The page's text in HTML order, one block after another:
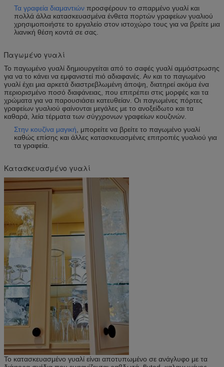
Τα γραφεία διαμαντιών προσφέρουν το σπαρμένο γυαλί και
πολλά άλλα κατασκευασμένα ένθετα πορτών γραφείων γυαλιού
χρησιμοποιήστε το εργαλείο στον ιστοχώρο τους για να βρείτε μια
λιανική θέση κοντά σε σας.
Παγωμένο γυαλί
Το παγωμένο γυαλί δημιουργείται από το σαφές γυαλί αμμόστρωσης
για να το κάνει να εμφανιστεί πιό αδιαφανές. Αν και το παγωμένο
γυαλί έχει μια αρκετά διαστρεβλωμένη άποψη, διατηρεί ακόμα ένα
περιορισμένο ποσό διαφάνειας, που επιτρέπει στις μορφές και τα
χρώματα για να παρουσιάσει κατευθείαν. Οι παγωμένες πόρτες
γραφείων γυαλιού φαίνονται μεγάλες με το ανοξείδωτο και τα
καθαρά, λεία τέρματα των σύγχρονων γραφείων κουζινών.
Στην κουζίνα μαγική , μπορείτε να βρείτε το παγωμένο γυαλί
καθώς επίσης και άλλες κατασκευασμένες επιτροπές γυαλιού για
τα γραφεία.
Κατασκευασμένο γυαλί
Το κατασκευασμένο γυαλί είναι αποτυπωμένο σε ανάγλυφο με τα